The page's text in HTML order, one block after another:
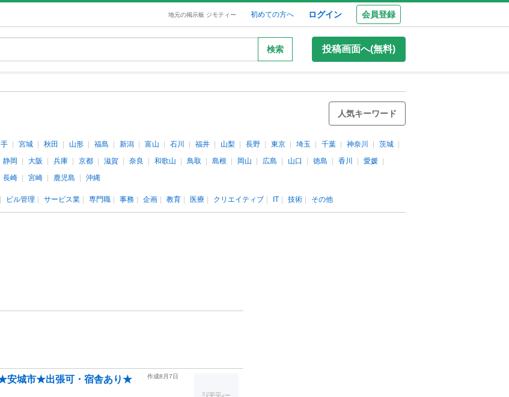
地元の掲示板 ジモティー 初めての方へ ログイン 会員登録
検索 投稿画面へ(無料)
人気キーワード
宮城 秋田 山形 福島 新潟 富山 石川 福井 山梨 長野 東京 埼玉 千葉 神奈川
茨城
静岡 大阪 兵庫 京都 滋賀 奈良 和歌山 鳥取 島根 岡山 広島 山口 徳島 香川
愛媛
長崎 宮崎 鹿児島 沖縄
ビル管理 サービス業 専門職 事務 企画 教育 医療 クリエイティブ IT 技術 その他
★安城市★出張可・宿舎あり★ 作成8月7日